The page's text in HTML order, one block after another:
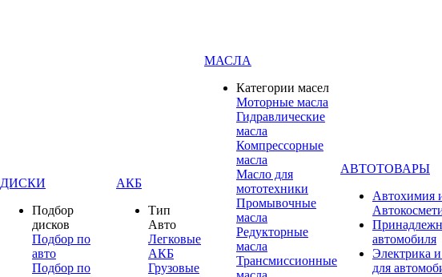
ДИСКИ
Подбор
дисков
Подбор по
авто
Подбор по
АКБ
Тип
Авто
Легковые
АКБ
Грузовые
МАСЛА
Категории масел
Моторные масла
Гидравлические
масла
Компрессорные
масла
Масло для
мототехники
Промывочные
масла
Редукторные
масла
Трансмиссионные
АВТОТОВАРЫ
Автохимия
автомобиля
Электрика
для